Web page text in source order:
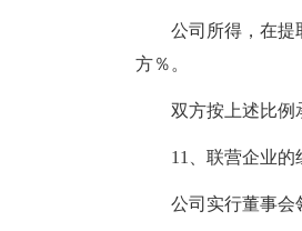
公司所得，在提
方％。
双方按上述比例
11、联营企业的
公司实行董事会